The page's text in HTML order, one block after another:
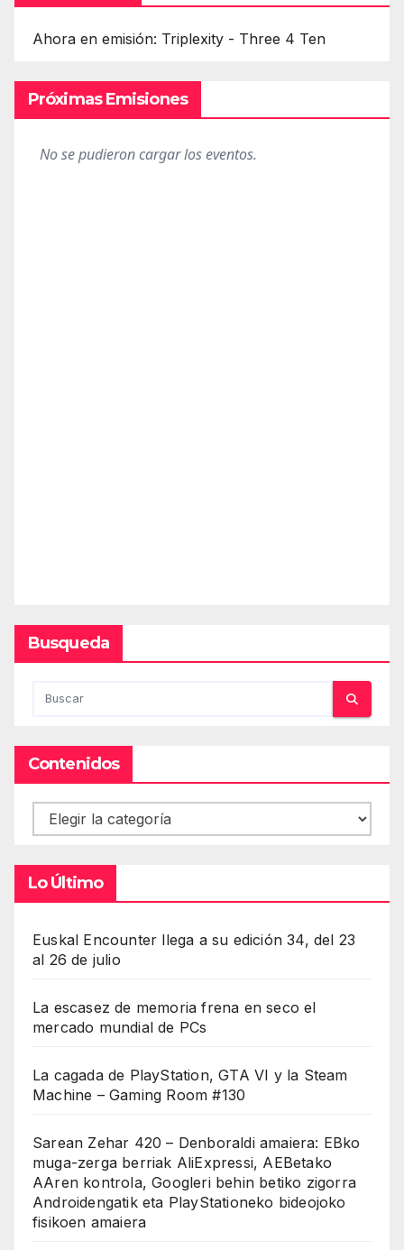
Ahora en emisión: Triplexity - Three 4 Ten
Próximas Emisiones
Busqueda
Contenidos
Contenidos
Lo Último
Euskal Encounter llega a su edición 34, del 23
al 26 de julio
La escasez de memoria frena en seco el
mercado mundial de PCs
La cagada de PlayStation, GTA VI y la Steam
Machine – Gaming Room #130
Sarean Zehar 420 – Denboraldi amaiera: EBko
muga-zerga berriak AliExpressi, AEBetako
AAren kontrola, Googleri behin betiko zigorra
Androidengatik eta PlayStationeko bideojoko
fisikoen amaiera